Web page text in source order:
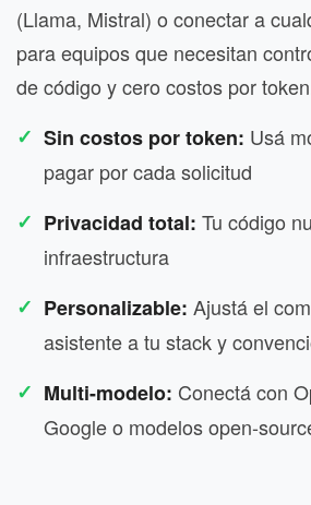
(Llama, Mistral) o conectar a
para equipos que necesitan
de código y cero costos por
Sin costos por token: Usá
pagar por cada solicitud
Privacidad total: Tu código
infraestructura
Personalizable: Ajustá el
asistente a tu stack y
Multi-modelo: Conectá con
Google o modelos open-